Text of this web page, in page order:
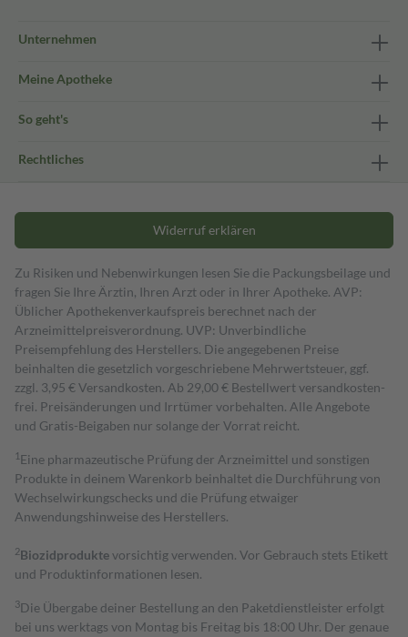
Unternehmen
Meine Apotheke
So geht's
Rechtliches
Widerruf erklären
Zu Risiken und Nebenwirkungen lesen Sie die Packungsbeilage und
fragen Sie Ihre Ärztin, Ihren Arzt oder in Ihrer Apotheke. AVP:
Üblicher Apothekenverkaufspreis berechnet nach der
Arzneimittelpreisverordnung. UVP: Unverbindliche
Preisempfehlung des Herstellers. Die angegebenen Preise
beinhalten die gesetzlich vorgeschriebene Mehrwertsteuer, ggf.
zzgl. 3,95 € Versandkosten. Ab 29,00 € Bestell­wert versand­kosten­
frei. Preisänderungen und Irrtümer vorbehalten. Alle Angebote
und Gratis-Beigaben nur solange der Vorrat reicht.
1 Eine pharmazeutische Prüfung der Arzneimittel und sonstigen
Produkte in deinem Warenkorb beinhaltet die Durchführung von
Wechselwirkungschecks und die Prüfung etwaiger
Anwendungshinweise des Herstellers.
2Biozidproduktevorsichtig verwenden. Vor Gebrauch stets Etikett
und Produktinformationen lesen.
3Die Übergabe deiner Bestellung an den Paketdienstleister erfolgt
bei uns werktags von Montag bis Freitag bis 18:00 Uhr. Der genaue